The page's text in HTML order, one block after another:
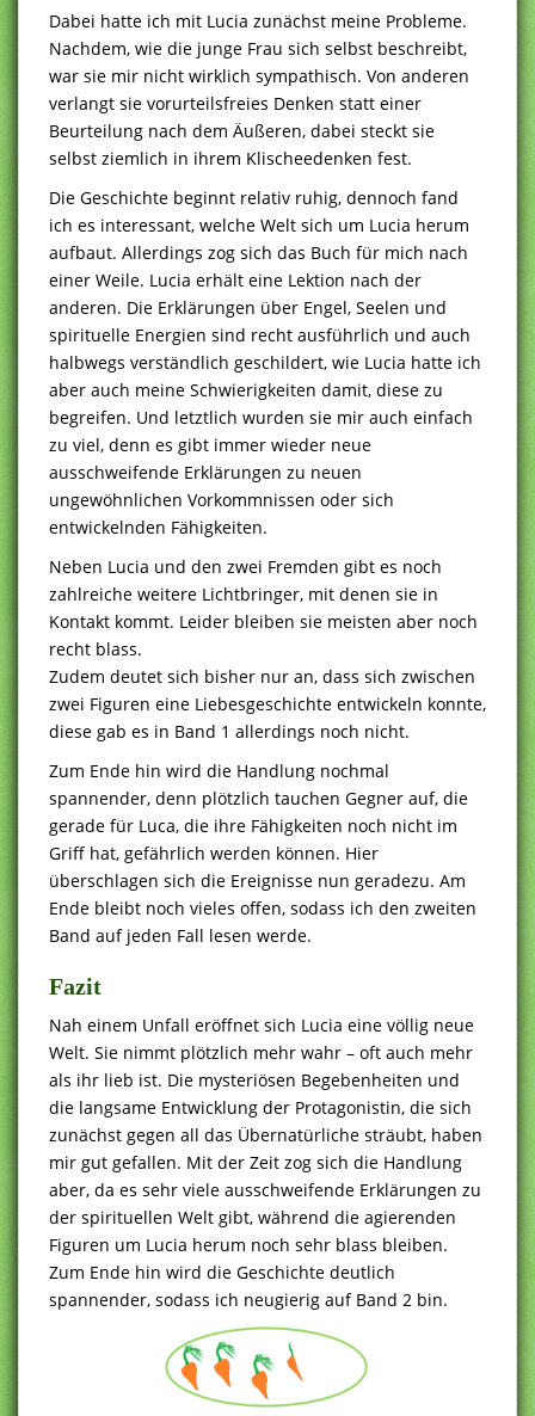
Dabei hatte ich mit Lucia zunächst meine Probleme.
Nachdem, wie die junge Frau sich selbst beschreibt,
war sie mir nicht wirklich sympathisch. Von anderen
verlangt sie vorurteilsfreies Denken statt einer
Beurteilung nach dem Äußeren, dabei steckt sie
selbst ziemlich in ihrem Klischeedenken fest.
Die Geschichte beginnt relativ ruhig, dennoch fand
ich es interessant, welche Welt sich um Lucia herum
aufbaut. Allerdings zog sich das Buch für mich nach
einer Weile. Lucia erhält eine Lektion nach der
anderen. Die Erklärungen über Engel, Seelen und
spirituelle Energien sind recht ausführlich und auch
halbwegs verständlich geschildert, wie Lucia hatte ich
aber auch meine Schwierigkeiten damit, diese zu
begreifen. Und letztlich wurden sie mir auch einfach
zu viel, denn es gibt immer wieder neue
ausschweifende Erklärungen zu neuen
ungewöhnlichen Vorkommnissen oder sich
entwickelnden Fähigkeiten.
Neben Lucia und den zwei Fremden gibt es noch
zahlreiche weitere Lichtbringer, mit denen sie in
Kontakt kommt. Leider bleiben sie meisten aber noch
recht blass.
Zudem deutet sich bisher nur an, dass sich zwischen
zwei Figuren eine Liebesgeschichte entwickeln konnte,
diese gab es in Band 1 allerdings noch nicht.
Zum Ende hin wird die Handlung nochmal
spannender, denn plötzlich tauchen Gegner auf, die
gerade für Luca, die ihre Fähigkeiten noch nicht im
Griff hat, gefährlich werden können. Hier
überschlagen sich die Ereignisse nun geradezu. Am
Ende bleibt noch vieles offen, sodass ich den zweiten
Band auf jeden Fall lesen werde.
Fazit
Nah einem Unfall eröffnet sich Lucia eine völlig neue
Welt. Sie nimmt plötzlich mehr wahr – oft auch mehr
als ihr lieb ist. Die mysteriösen Begebenheiten und
die langsame Entwicklung der Protagonistin, die sich
zunächst gegen all das Übernatürliche sträubt, haben
mir gut gefallen. Mit der Zeit zog sich die Handlung
aber, da es sehr viele ausschweifende Erklärungen zu
der spirituellen Welt gibt, während die agierenden
Figuren um Lucia herum noch sehr blass bleiben.
Zum Ende hin wird die Geschichte deutlich
spannender, sodass ich neugierig auf Band 2 bin.